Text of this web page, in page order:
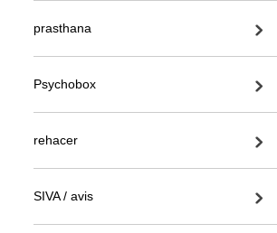
prasthana
Psychobox
rehacer
SIVA / avis